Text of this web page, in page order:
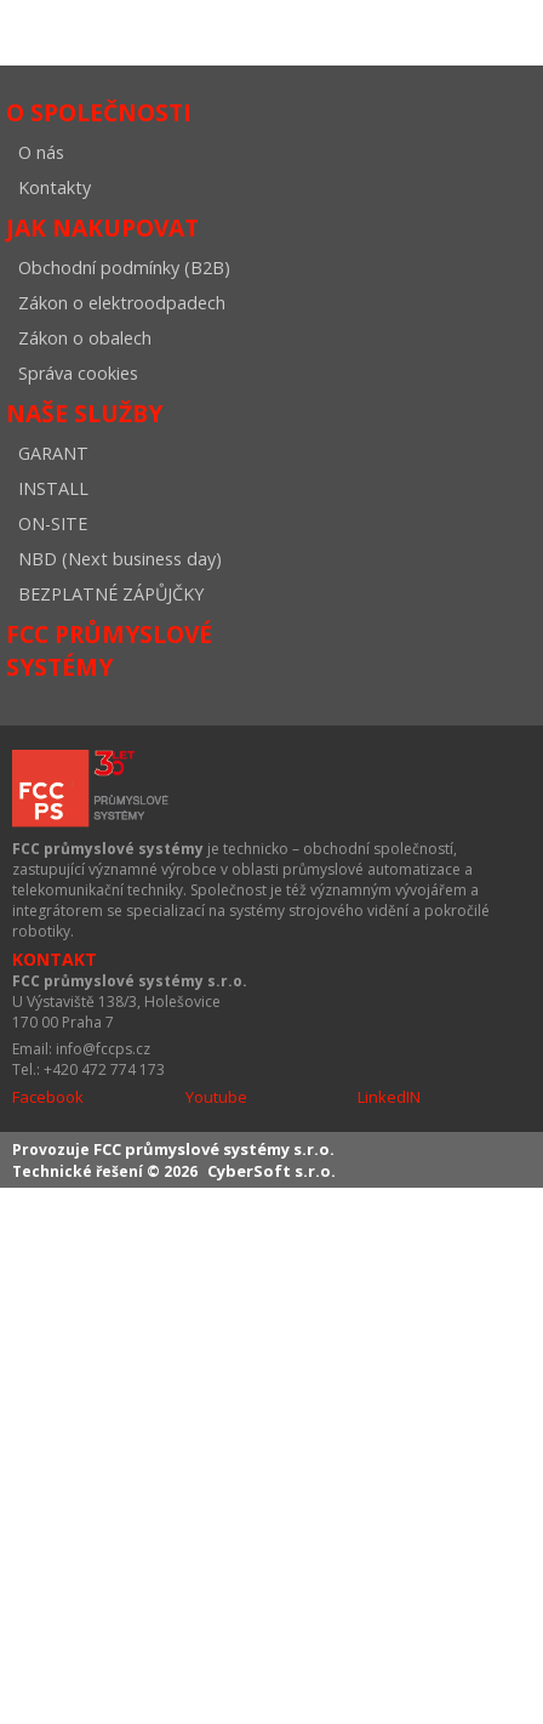
O SPOLEČNOSTI
O nás
Kontakty
JAK NAKUPOVAT
Obchodní podmínky (B2B)
Zákon o elektroodpadech
Zákon o obalech
Správa cookies
NAŠE SLUŽBY
GARANT
INSTALL
ON-SITE
NBD (Next business day)
BEZPLATNÉ ZÁPŮJČKY
FCC PRŮMYSLOVÉ
SYSTÉMY
FCC průmyslové systémy je technicko – obchodní společností,
zastupující významné výrobce v oblasti průmyslové automatizace a
telekomunikační techniky. Společnost je též významným vývojářem a
integrátorem se specializací na systémy strojového vidění a pokročilé
robotiky.
KONTAKT
FCC průmyslové systémy s.r.o.
U Výstaviště 138/3, Holešovice
170 00 Praha 7
Email: info@fccps.cz
Tel.: +420 472 774 173
Facebook Youtube LinkedIN
Provozuje FCC průmyslové systémy s.r.o.
Technické řešení © 2026 CyberSoft s.r.o.